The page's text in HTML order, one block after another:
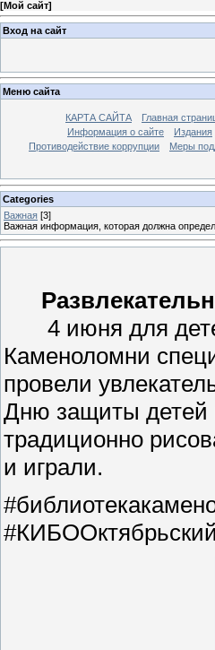
[Мой сайт]
Вход на сайт
Меню сайта
КАРТА САЙТА Главная
Информация о сайте
Издания
Противодействие коррупции
Меры
Categories
Важная [3]
Важная информация, которая должна
4 июня для
Каменоломни
провели
Дню защиты детей
традиционно
и играли.